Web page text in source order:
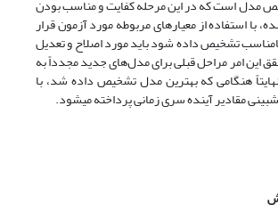
مدل است که در این مرحله کفایت و مناسب بودن
با استفاده از معیارهای مربوطه مورد آزمون قرار
تشخیص داده شود باید مورد اصلاح و تعدیل
این امر مراحل قبلی برای مدل‌های جدید مجدداً به
هنگامی که بهترین مدل تشخیص داده شد، با
مقادیر آینده سری زمانی پرداخته می­شود.